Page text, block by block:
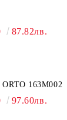
87.82лв.
163M002
97.60лв.